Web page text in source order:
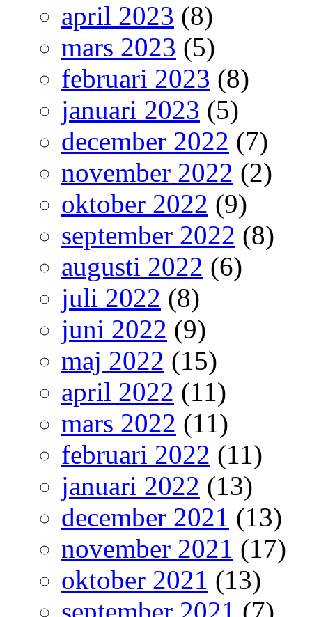
april 2023 (8)
mars 2023 (5)
februari 2023 (8)
januari 2023 (5)
december 2022 (7)
november 2022 (2)
oktober 2022 (9)
september 2022 (8)
augusti 2022 (6)
juli 2022 (8)
juni 2022 (9)
maj 2022 (15)
april 2022 (11)
mars 2022 (11)
februari 2022 (11)
januari 2022 (13)
december 2021 (13)
november 2021 (17)
oktober 2021 (13)